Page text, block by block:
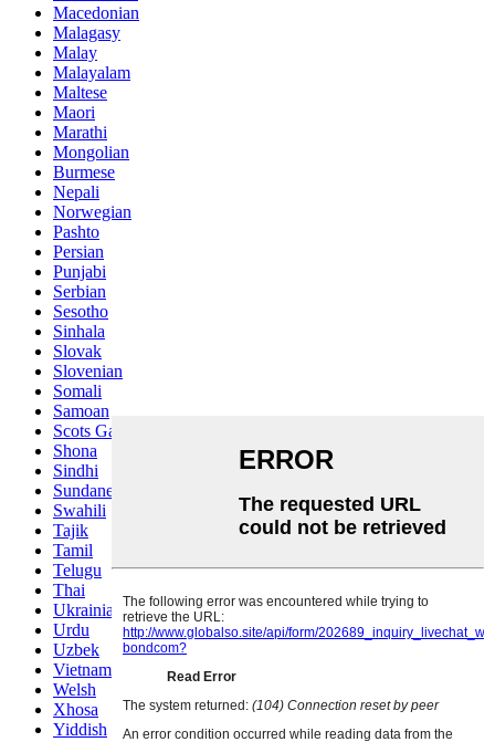
Macedonian
Malagasy
Malay
Malayalam
Maltese
Maori
Marathi
Mongolian
Burmese
Nepali
Norwegian
Pashto
Persian
Punjabi
Serbian
Sesotho
Sinhala
Slovak
Slovenian
Somali
Samoan
Scots Gaelic
Shona
Sindhi
Sundanese
Swahili
Tajik
Tamil
Telugu
Thai
Ukrainian
Urdu
Uzbek
Vietnamese
Welsh
Xhosa
Yiddish